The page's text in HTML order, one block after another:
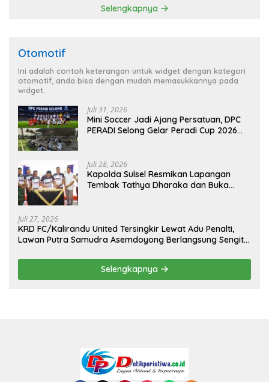
Selengkapnya
Otomotif
Ini adalah contoh keterangan untuk widget dengan kategori
otomotif, anda bisa dengan mudah memasukkannya pada
widget.
Juli 31, 2026
Mini Soccer Jadi Ajang Persatuan, DPC
PERADI Selong Gelar Peradi Cup 2026
Juli 28, 2026
Kapolda Sulsel Resmikan Lapangan
Tembak Tathya Dharaka dan Buka
Juli 27, 2026
KRD FC/Kalirandu United Tersingkir Lewat Adu Penalti,
Lawan Putra Samudra Asemdoyong Berlangsung Sengit
Selengkapnya